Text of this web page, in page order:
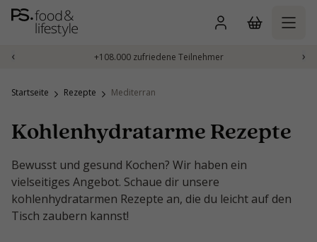
Zum
Inhalt
springen
‹ +108.000 zufriedene Teilnehmer ›
Startseite Rezepte Mediterran
Kohlenhydratarme Rezepte
Bewusst und gesund Kochen? Wir haben ein
vielseitiges Angebot. Schaue dir unsere
kohlenhydratarmen Rezepte an, die du leicht auf den
Tisch zaubern kannst!